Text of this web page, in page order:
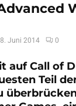
Juni 2014 0
auf Call of
Teil